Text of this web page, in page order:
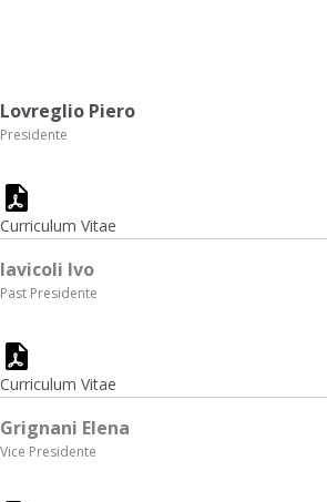
Lovreglio Piero
Presidente
Curriculum Vitae
Iavicoli Ivo
Past Presidente
Curriculum Vitae
Grignani Elena
Vice Presidente